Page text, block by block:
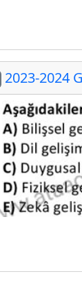
2023-2024